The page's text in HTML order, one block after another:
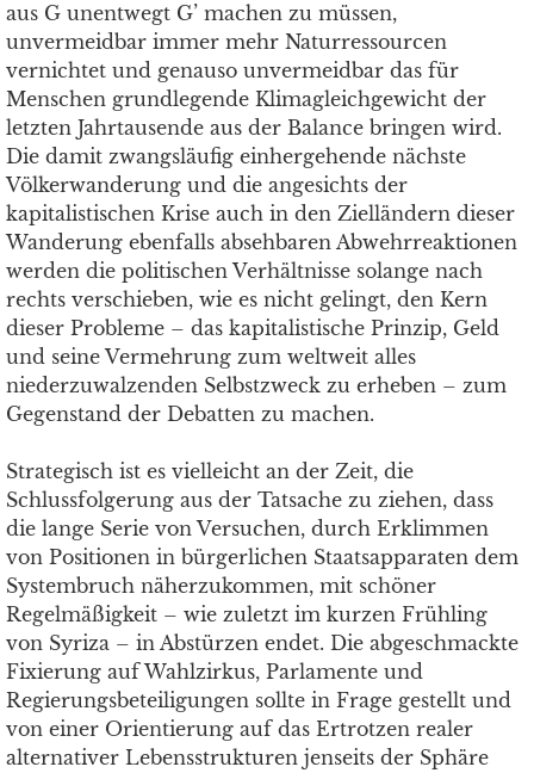
aus G unentwegt G’ machen zu müssen,
unvermeidbar immer mehr Naturressourcen
vernichtet und genauso unvermeidbar das für
Menschen grundlegende Klimagleichgewicht der
letzten Jahrtausende aus der Balance bringen wird.
Die damit zwangsläufig einhergehende nächste
Völkerwanderung und die angesichts der
kapitalistischen Krise auch in den Zielländern dieser
Wanderung ebenfalls absehbaren Abwehrreaktionen
werden die politischen Verhältnisse solange nach
rechts verschieben, wie es nicht gelingt, den Kern
dieser Probleme – das kapitalistische Prinzip, Geld
und seine Vermehrung zum weltweit alles
niederzuwalzenden Selbstzweck zu erheben – zum
Gegenstand der Debatten zu machen.
Strategisch ist es vielleicht an der Zeit, die
Schlussfolgerung aus der Tatsache zu ziehen, dass
die lange Serie von Versuchen, durch Erklimmen
von Positionen in bürgerlichen Staatsapparaten dem
Systembruch näherzukommen, mit schöner
Regelmäßigkeit – wie zuletzt im kurzen Frühling
von Syriza – in Abstürzen endet. Die abgeschmackte
Fixierung auf Wahlzirkus, Parlamente und
Regierungsbeteiligungen sollte in Frage gestellt und
von einer Orientierung auf das Ertrotzen realer
alternativer Lebensstrukturen jenseits der Sphäre